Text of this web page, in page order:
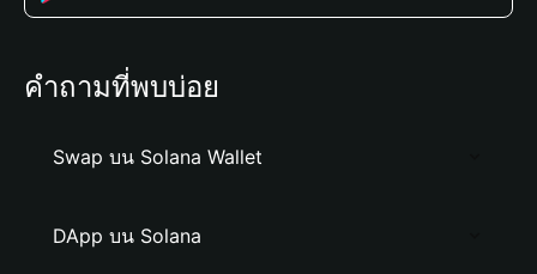
คำถามที่พบบ่อย
Swap บน Solana Wallet
DApp บน Solana